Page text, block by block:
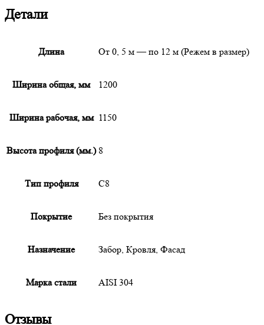
Детали
Длина От 0, 5 м — по 12 м (Режем в размер)
Ширина общая, мм 1200
Ширина рабочая, мм 1150
Высота профиля (мм.) 8
Тип профиля С8
Покрытие Без покрытия
Назначение Забор, Кровля, Фасад
Марка стали AISI 304
Отзывы